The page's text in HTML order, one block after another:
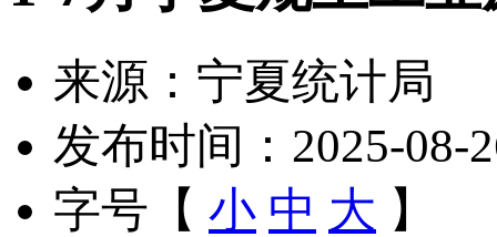
来源：宁夏统计局
发布时间：2025-08-
字号【 小 中 大 】